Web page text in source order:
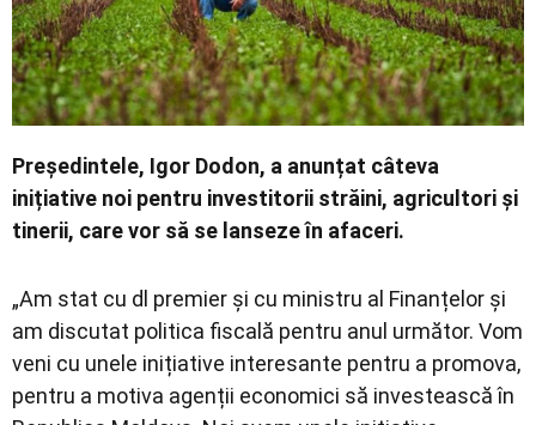
Social
Președintele, Igor Dodon, a anunțat câteva
inițiative noi pentru investitorii străini, agricultori și
tinerii, care vor să se lanseze în afaceri.
„Am stat cu dl premier și cu ministru al Finanțelor și
am discutat politica fiscală pentru anul următor. Vom
veni cu unele inițiative interesante pentru a promova,
pentru a motiva agenții economici să investească în